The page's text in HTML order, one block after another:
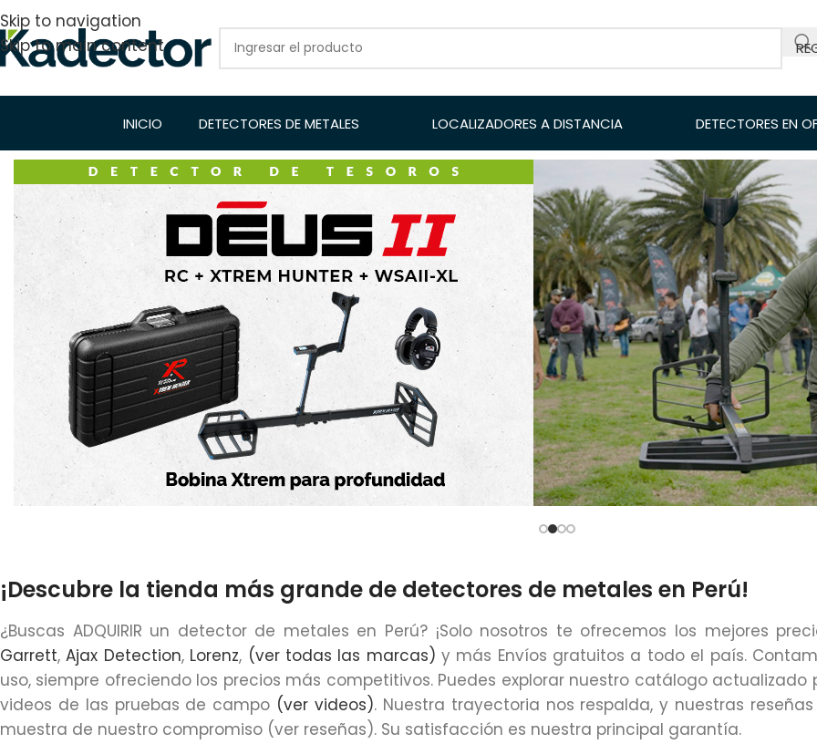
Skip to navigation
Skip to main content
INICIO DETECTORES DE METALES LOCALIZADORES A DISTANCIA DETECTORES EN
¡Descubre la tienda más grande de detectores de metales en Perú!
¿Buscas ADQUIRIR un detector de metales en Perú? ¡Solo nosotros te ofrecemos los mejores
Garrett,Ajax Detection, Lorenz, (ver todas las marcas) y más Envíos gratuitos a todo el país.
uso, siempre ofreciendo los precios más competitivos. Puedes explorar nuestro catálogo
videos de las pruebas de campo (ver videos). Nuestra trayectoria nos respalda, y nuestras
muestra de nuestro compromiso (ver reseñas). Su satisfacción es nuestra principal garantía.